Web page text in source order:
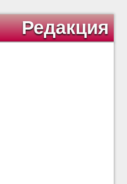
Редакция